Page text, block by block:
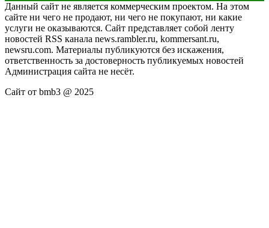
Данный сайт не является коммерческим проектом. На этом
сайте ни чего не продают, ни чего не покупают, ни какие
услуги не оказываются. Сайт представляет собой ленту
новостей RSS канала news.rambler.ru, kommersant.ru,
newsru.com. Материалы публикуются без искажения,
ответственность за достоверность публикуемых новостей
Администрация сайта не несёт.
Сайт от bmb3 @ 2025